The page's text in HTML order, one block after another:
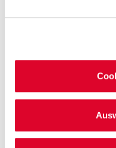
Quereinsteiger
Verkäuferin
Zum